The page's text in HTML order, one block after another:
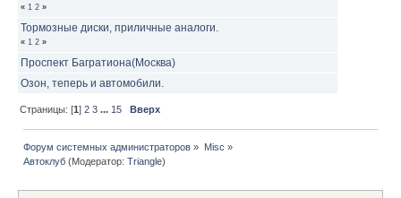
« 1 2 »
Тормозные диски, приличные аналоги.
« 1 2 »
Проспект Багратиона(Москва)
Озон, теперь и автомобили.
Страницы: [1]2 3 ... 15 Вверх
Форум системных администраторов » Misc »
Автоклуб (Модератор:Triangle)